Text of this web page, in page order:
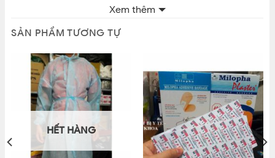
Tên*
Xem thêm
SẢN PHẨM TƯƠNG TỰ
HẾT HÀNG